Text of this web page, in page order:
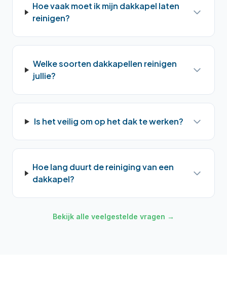
Hoe vaak moet ik mijn dakkapel laten
reinigen?
Welke soorten dakkapellen reinigen
jullie?
Is het veilig om op het dak te werken?
Hoe lang duurt de reiniging van een
dakkapel?
Bekijk alle veelgestelde vragen →